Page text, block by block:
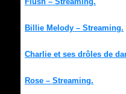
Billie Melody – Streaming.
Charlie et ses drôles de
Rose – Streaming.